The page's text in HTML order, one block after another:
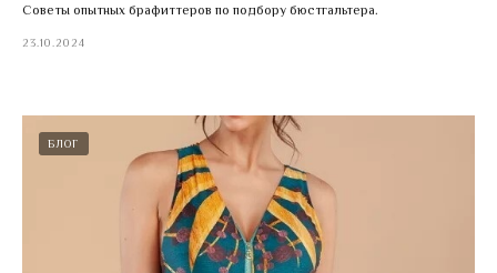
Советы опытных брафиттеров по подбору бюстгальтера.
23.10.2024
БЛОГ